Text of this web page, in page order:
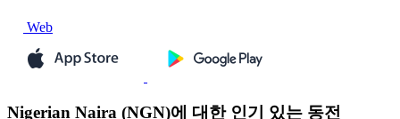
Web
Nigerian Naira (NGN)에 대한 인기 있는 동전